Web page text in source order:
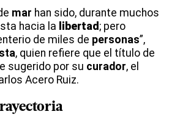
mar han sido, durante muchos
hacia la libertad ; pero
de miles de personas”,
, quien refiere que el título de
sugerido por su curador, el
Acero Ruiz.